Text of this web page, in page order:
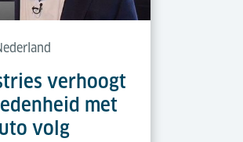
verhoogt
met
volg